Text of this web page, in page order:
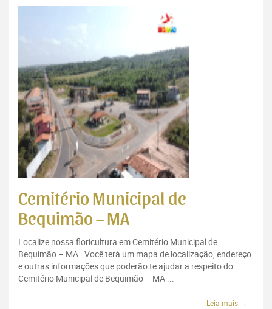
Cemitério Municipal de
Bequimão – MA
Localize nossa floricultura em Cemitério Municipal de
Bequimão – MA . Você terá um mapa de localização, endereço
e outras informações que poderão te ajudar a respeito do
Cemitério Municipal de Bequimão – MA ...
Leia mais →